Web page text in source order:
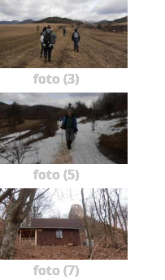
foto (3)
foto (5)
foto (7)